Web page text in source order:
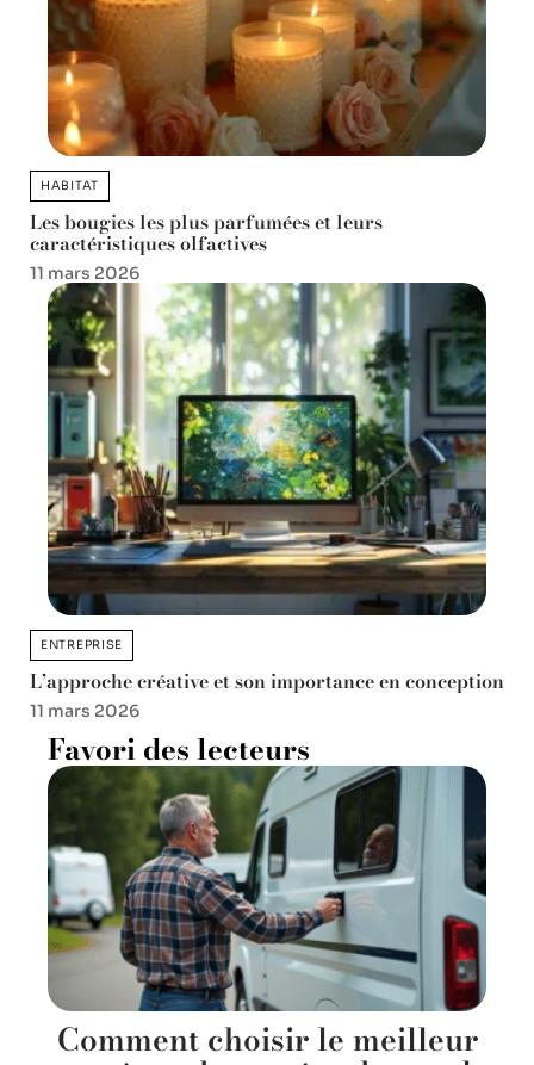
HABITAT
Les bougies les plus parfumées et leurs
caractéristiques olfactives
11 mars 2026
ENTREPRISE
L’approche créative et son importance en conception
11 mars 2026
Favori des lecteurs
Comment choisir le meilleur